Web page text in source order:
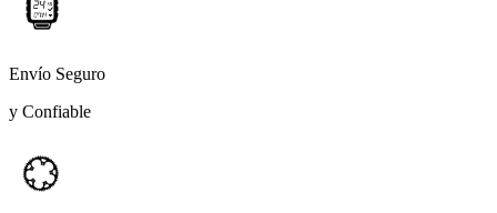
Envío Seguro
y Confiable